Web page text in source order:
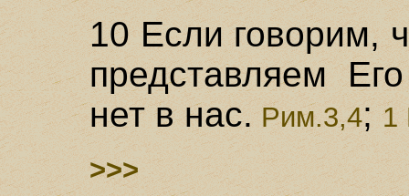
10 Если говорим,
представляем
нет в нас.Рим.3,4;1
>>>